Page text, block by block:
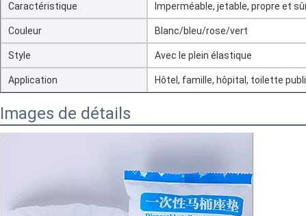
Caractéristique Imperméable, jetable, propre et
Couleur Blanc/bleu/rose/vert
Style Avec le plein élastique
Application Hôtel, famille, hôpital, toilette
Images de détails